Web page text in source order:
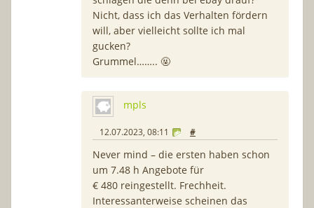
Nicht, dass ich das Verhalten fördern
will, aber vielleicht sollte ich mal
gucken?
Grummel…….. 🤬
mpls
12.07.2023, 08:11 #
Never mind – die ersten haben schon
um 7.48 h Angebote für
€ 480 reingestellt. Frechheit.
Interessanterweise scheinen das